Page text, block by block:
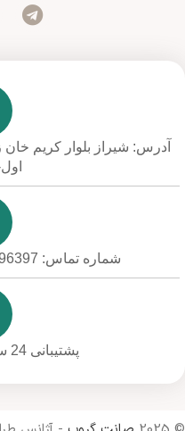
آدرس: شیراز بلوار کریم خان
شماره تماس: 09179096397 - 09172275110
پشتیبانی 24 ساعته و 7 روز هفته